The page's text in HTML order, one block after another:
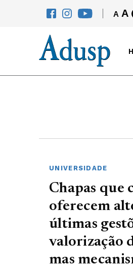
A A
UNIVERSIDADE
Chapas que
oferecem
últimas
valorização
mas